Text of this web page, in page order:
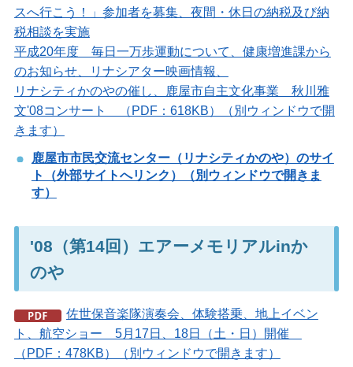
スへ行こう！」参加者を募集、夜間・休日の納税及び納
税相談を実施
平成20年度 毎日一万歩運動について、健康増進課から
のお知らせ、リナシアター映画情報、
リナシティかのやの催し、鹿屋市自主文化事業 秋川雅
文'08コンサート （PDF：618KB）（別ウィンドウで開
きます）
鹿屋市市民交流センター（リナシティかのや）のサイ
ト（外部サイトへリンク）（別ウィンドウで開きま
す）
'08（第14回）エアーメモリアルinか
のや
佐世保音楽隊演奏会、体験搭乗、地上イベン
ト、航空ショー 5月17日、18日（土・日）開催
（PDF：478KB）（別ウィンドウで開きます）